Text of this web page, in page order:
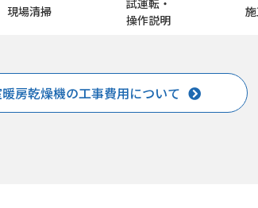
現場清掃
操作説明
房乾燥機の工事費用について